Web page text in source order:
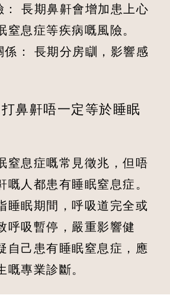
： 長期鼻鼾會增加患上心
窒息症等疾病嘅風險。
係： 長期分房瞓，影響感
鼻鼾唔一定等於睡眠
窒息症嘅常見徵兆，但唔
嘅人都患有睡眠窒息症。
睡眠期間，呼吸道完全或
呼吸暫停，嚴重影響健
自己患有睡眠窒息症，應
專業診斷。